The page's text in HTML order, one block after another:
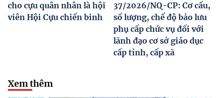
cho cựu quân nhân là hội
viên Hội Cựu chiến binh
37/2026/NQ-CP: Cơ cấu,
số lượng, chế độ bảo lưu
phụ cấp chức vụ đối với
lãnh đạo cơ sở giáo dục
cấp tỉnh, cấp xã
Xem thêm